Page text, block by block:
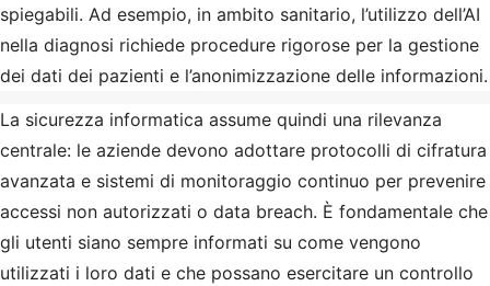
spiegabili. Ad esempio, in ambito sanitario, l’utilizzo dell’AI
nella diagnosi richiede procedure rigorose per la gestione
dei dati dei pazienti e l’anonimizzazione delle informazioni.
La sicurezza informatica assume quindi una rilevanza
centrale: le aziende devono adottare protocolli di cifratura
avanzata e sistemi di monitoraggio continuo per prevenire
accessi non autorizzati o data breach. È fondamentale che
gli utenti siano sempre informati su come vengono
utilizzati i loro dati e che possano esercitare un controllo